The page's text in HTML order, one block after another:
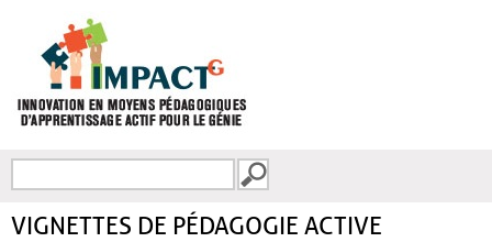
FORMULAIRE DE
VIGNETTES DE PÉDAGOGIE ACTIVE